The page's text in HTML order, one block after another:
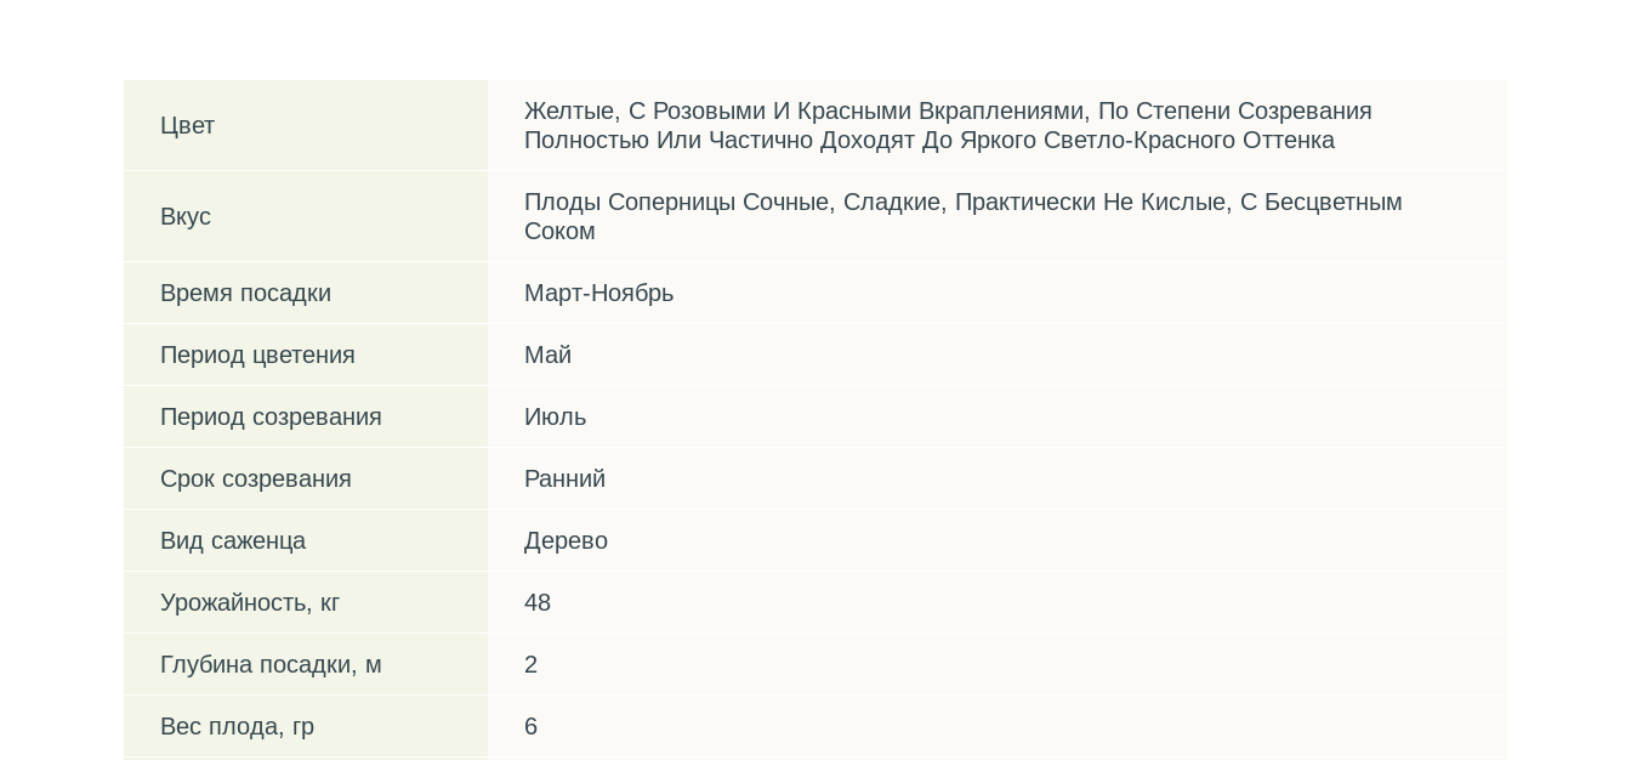
Цвет
Желтые, С Розовыми И Красными Вкраплениями, По Степени Созревания
Полностью Или Частично Доходят До Яркого Светло-Красного Оттенка
Вкус
Плоды Соперницы Сочные, Сладкие, Практически Не Кислые, С Бесцветным
Соком
Время посадки Март-Ноябрь
Период цветения Май
Период созревания Июль
Срок созревания Ранний
Вид саженца Дерево
Урожайность, кг 48
Глубина посадки, м 2
Вес плода, гр 6